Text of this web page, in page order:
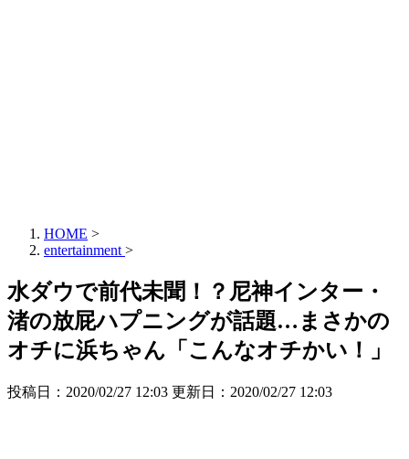
HOME >
entertainment >
水ダウで前代未聞！？尼神インター・
渚の放屁ハプニングが話題…まさかの
オチに浜ちゃん「こんなオチかい！」
投稿日：2020/02/27 12:03 更新日： 2020/02/27 12:03